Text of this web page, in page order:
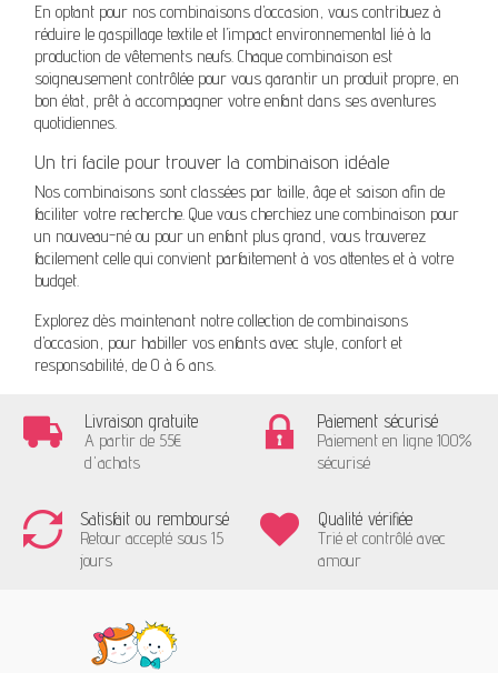
En optant pour nos combinaisons d’occasion, vous contribuez à
réduire le gaspillage textile et l’impact environnemental lié à la
production de vêtements neufs. Chaque combinaison est
soigneusement contrôlée pour vous garantir un produit propre, en
bon état, prêt à accompagner votre enfant dans ses aventures
quotidiennes.
Un tri facile pour trouver la combinaison idéale
Nos combinaisons sont classées par taille, âge et saison afin de
faciliter votre recherche. Que vous cherchiez une combinaison pour
un nouveau-né ou pour un enfant plus grand, vous trouverez
facilement celle qui convient parfaitement à vos attentes et à votre
budget.
Explorez dès maintenant notre collection de combinaisons
d’occasion, pour habiller vos enfants avec style, confort et
responsabilité, de 0 à 6 ans.
Livraison gratuite
A partir de 55€
d'achats
Paiement sécurisé
Paiement en ligne 100%
sécurisé
Satisfait ou remboursé
Retour accepté sous 15
jours
Qualité vérifiée
Trié et contrôlé avec
amour